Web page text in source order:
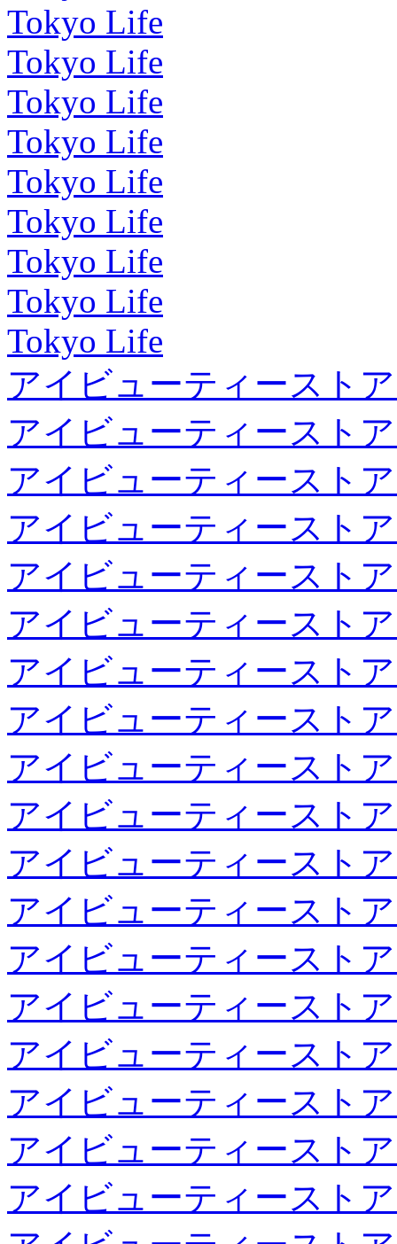
Tokyo Life
Tokyo Life
Tokyo Life
Tokyo Life
Tokyo Life
Tokyo Life
Tokyo Life
Tokyo Life
Tokyo Life
アイビューティースト
アイビューティースト
アイビューティースト
アイビューティースト
アイビューティースト
アイビューティースト
アイビューティースト
アイビューティースト
アイビューティースト
アイビューティースト
アイビューティースト
アイビューティースト
アイビューティースト
アイビューティースト
アイビューティースト
アイビューティースト
アイビューティースト
アイビューティースト